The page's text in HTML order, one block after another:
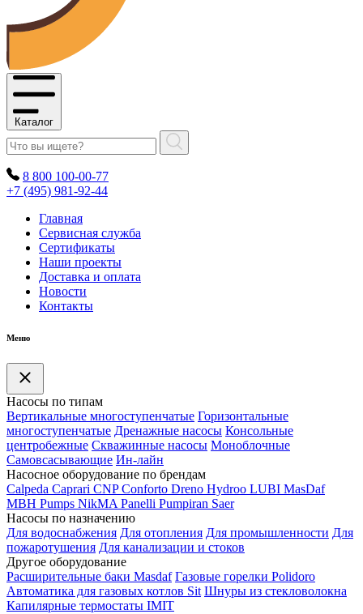
Каталог
8 800 100-00-77
+7 (495) 981-92-44
Главная
Сервисная служба
Сертификаты
Наши проекты
Доставка и оплата
Новости
Контакты
Меню
Насосы по типам
Вертикальные многоступенчатые Горизонтальные
многоступенчатые Дренажные насосы Консольные
центробежные Скважинные насосы Моноблочные
Самовсасывающие Ин-лайн
Насосное оборудование по брендам
Calpeda Caprari CNP Conforto Dreno Hydroo LUBI MasDaf
MBH Pumps NikMA Panelli Pumpiran Saer
Насосы по назначению
Для водоснабжения Для отопления Для промышленности Для
пожаротушения Для канализации и стоков
Другое оборудование
Расширительные баки Masdaf Газовые горелки Polidoro
Автоматика для газовых котлов Sit Шнуры из стекловолокна
Капилярные термостаты IMIT